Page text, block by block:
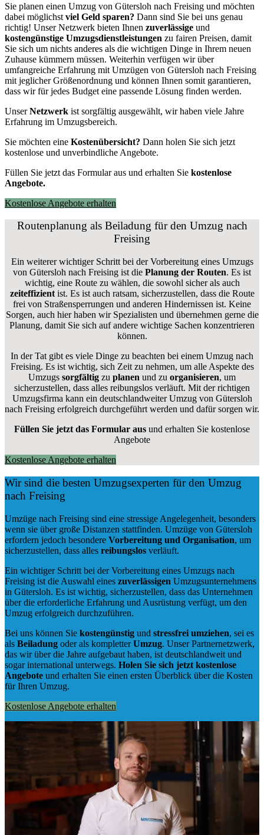
Sie planen einen Umzug von Gütersloh nach Freising und möchten
dabei möglichst viel Geld sparen? Dann sind Sie bei uns genau
richtig! Unser Netzwerk bieten Ihnen zuverlässige und
kostengünstige Umzugsdienstleistungen zu fairen Preisen, damit
Sie sich um nichts anderes als die wichtigen Dinge in Ihrem neuen
Zuhause kümmern müssen. Weiterhin verfügen wir über
umfangreiche Erfahrung mit Umzügen von Gütersloh nach Freising
mit jeglicher Größenordnung und können Ihnen somit garantieren,
dass wir für jedes Budget eine passende Lösung finden werden.
UnserNetzwerk ist sorgfältig ausgewählt, wir haben viele Jahre
Erfahrung im Umzugsbereich.
Sie möchten eine Kostenübersicht? Dann holen Sie sich jetzt
kostenlose und unverbindliche Angebote.
Füllen Sie jetzt das Formular aus und erhalten Sie kostenlose
Angebote.
Kostenlose Angebote erhalten
Routenplanung als Beiladung für den Umzug nach
Freising
Ein weiterer wichtiger Schritt bei der Vorbereitung eines Umzugs
von Gütersloh nach Freising ist die Planung der Routen. Es ist
wichtig, eine Route zu wählen, die sowohl sicher als auch
zeiteffizientist. Es ist auch ratsam, sicherzustellen, dass die Route
frei von Straßensperrungen und anderen Hindernissen ist. Keine
Sorgen, auch hier haben wir Spezialisten und übernehmen gerne die
Planung, damit Sie sich auf andere wichtige Sachen konzentrieren
können.
In der Tat gibt es viele Dinge zu beachten bei einem Umzug nach
Freising. Es ist wichtig, sich Zeit zu nehmen, um alle Aspekte des
Umzugs sorgfältig zu planen und zu organisieren, um
sicherzustellen, dass alles reibungslos verläuft. Mit der richtigen
Umzugsfirma kann ein deutschlandweiter Umzug von Gütersloh
nach Freising erfolgreich durchgeführt werden und dafür sorgen wir.
Füllen Sie jetzt das Formular aus und erhalten Sie kostenlose
Angebote
Kostenlose Angebote erhalten
Wir sind die besten Umzugsexperten für den Umzug
nach Freising
Umzüge nach Freising sind eine stressige Angelegenheit, besonders
wenn sie über große Distanzen stattfinden. Umzüge von Gütersloh
erfordern jedoch besondere Vorbereitung und Organisation, um
sicherzustellen, dass alles reibungslos verläuft.
Ein wichtiger Schritt bei der Vorbereitung eines Umzugs nach
Freising ist die Auswahl eines zuverlässigen Umzugsunternehmens
in Gütersloh. Es ist wichtig, sicherzustellen, dass das Unternehmen
über die erforderliche Erfahrung und Ausrüstung verfügt, um den
Umzug erfolgreich durchzuführen.
Bei uns können Sie kostengünstig und stressfrei umziehen, sei es
als Beiladung oder als kompletterUmzug. Unser Partnernetzwerk,
das wir über die Jahre aufgebaut haben, ist deutschlandweit und
sogar international unterwegs. Holen Sie sich jetzt kostenlose
Angebote und erhalten Sie einen ersten Überblick über die Kosten
für Ihren Umzug.
Kostenlose Angebote erhalten